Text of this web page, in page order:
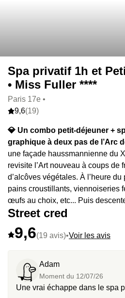
Spa privatif 1h et
• Miss Fuller ****
Paris 17e •
9,6(19)
💎 Un combo petit-déjeuner +
graphique à deux pas de l’Arc
une façade haussmannienne du
revisite l’Art nouveau à coups de
d’alcôves végétales. À l’heure du
pains croustillants, viennoiseries
œufs au choix, etc... Puis
heure de sauna + jacuzzi, rien
détail rend hommage à Loïe
⭐️ Le highlight :Petit-déjeuner
de lumière, qui a été pensée
Street cred
9,6(19 avis)•Voir les avis
Adam
Moment du 12/07/26
Une vrai échappe dans le spa